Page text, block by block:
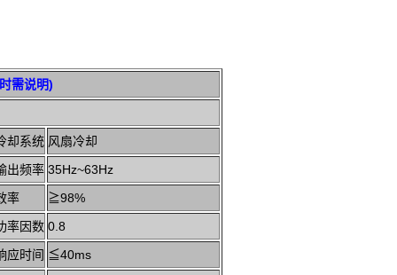
需说明)
却系统 风扇冷却
出频率 35Hz~63Hz
率
≧98%
率因数 0.8
应时间 ≦40ms